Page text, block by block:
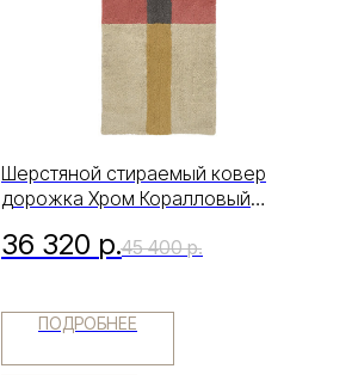
Шерстяной стираемый ковер
дорожка Хром Коралловый
36 320 р.45 400 р.
ПОДРОБНЕЕ